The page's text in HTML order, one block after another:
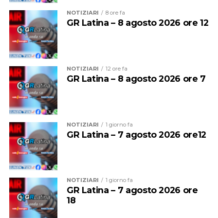
garantire elevati standard di sicurezza e prevenzione
nelle aree maggiormente esposte a degrado e illegalità,
l’installazione di impianti di videosorveglianza,
l’istituzione presso la Prefettura di Roma di una Cabina
di regia integrata dalle Forze di polizia con compiti di
apposita relazione inoltrata dal Comune.
NOTIZIARI 8 ore fa
GR Latina – 8 agosto 2026 ore 12
NOTIZIARI 12 ore fa
GR Latina – 8 agosto 2026 ore 7
NOTIZIARI 1 giorno fa
GR Latina – 7 agosto 2026 ore12
NOTIZIARI 1 giorno fa
GR Latina – 7 agosto 2026 ore
18